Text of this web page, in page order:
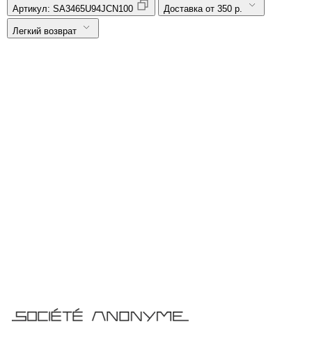
Артикул: SA3465U94JCN100 Доставка от 350 р.
Легкий возврат